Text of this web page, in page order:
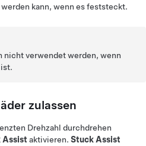
kann, wenn es feststeckt.
nicht verwendet werden, wenn
zulassen
Drehzahl durchdrehen
Assist aktivieren. Stuck Assist